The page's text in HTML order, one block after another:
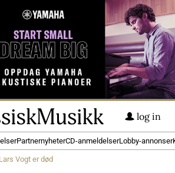
log in
PartnernyheterCD-anmeldelserLobby-annonser
Lars Vogt er død